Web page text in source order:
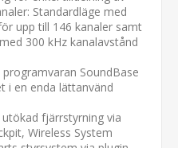
Standardläge med
upp till 146 kanaler samt
300 kHz kanalavstånd
SoundBase
i en enda lättanvänd
fjärrstyrning via
Wireless System